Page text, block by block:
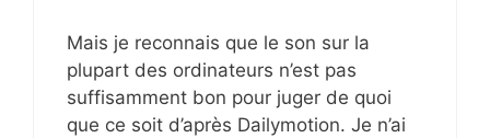
Mais je reconnais que le son sur la
plupart des ordinateurs n’est pas
suffisamment bon pour juger de quoi
que ce soit d’après Dailymotion. Je n’ai